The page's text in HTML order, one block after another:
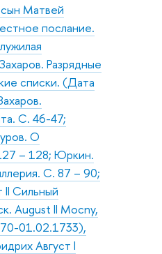
Матвей
послание.
Разрядные
списки. (Дата
С. 46-47;
О
– 128; Юркин.
С. 87 – 90;
II Сильный
August II Mocny,
01.02.1733),
Август I